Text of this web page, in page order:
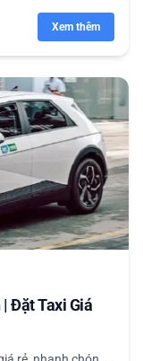
Xem thêm
Đặt Taxi Giá